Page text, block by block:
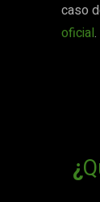
caso
oficial.
¿